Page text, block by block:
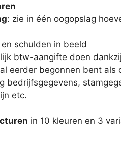
: zie in één oogopslag
schulden in beeld
btw-aangifte doen
eerder begonnen bent als
bedrijfsgegevens,
etc.
in 10 kleuren en 3